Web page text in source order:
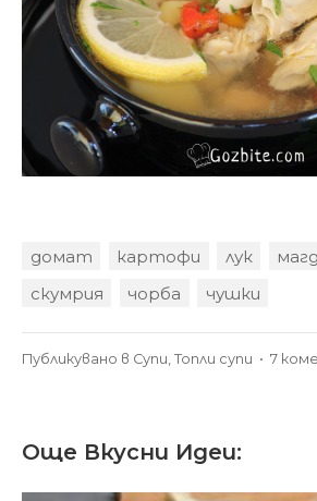
домат картофи лук
скумрия
чорба чушки
Публикувано в Супи Топли супи • 7
Още Вкусни Идеи: